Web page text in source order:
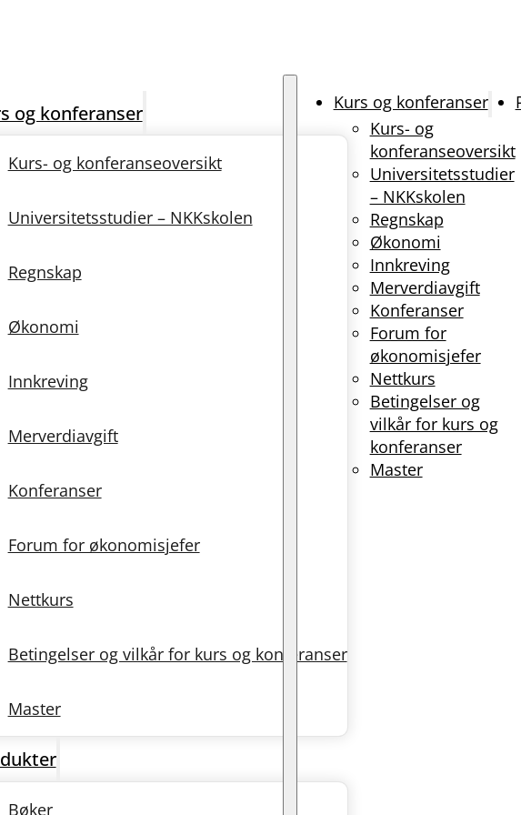
og konferanser
Kurs- og konferanseoversikt
Universitetsstudier – NKKskolen
Regnskap
Økonomi
Innkreving
Merverdiavgift
Konferanser
Forum for økonomisjefer
Nettkurs
Betingelser og vilkår for kurs og konferanser
Master
Bøker
Kurs og konferanser
Kurs- og
konferanseoversikt
Universitetsstudier
– NKKskolen
Regnskap
Økonomi
Innkreving
Merverdiavgift
Konferanser
Forum for
økonomisjefer
Nettkurs
Betingelser og
vilkår for kurs og
konferanser
Master